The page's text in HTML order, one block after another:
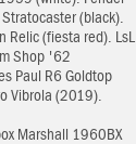
(black).
(fiesta red). LsL
Shop '62
Paul R6 Goldtop
Vibrola (2019).
Marshall 1960BX